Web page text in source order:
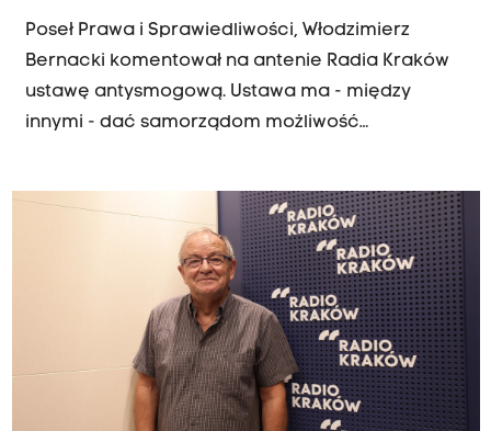
Poseł Prawa i Sprawiedliwości, Włodzimierz
Bernacki komentował na antenie Radia Kraków
ustawę antysmogową. Ustawa ma - między
innymi - dać samorządom możliwość
Bernackiego projekt ustawy długo leżał u
marszałka Sejmu, a sprawa nabrała tempa
dopiero po przegranych przez PO wyborach
prezydenckich.